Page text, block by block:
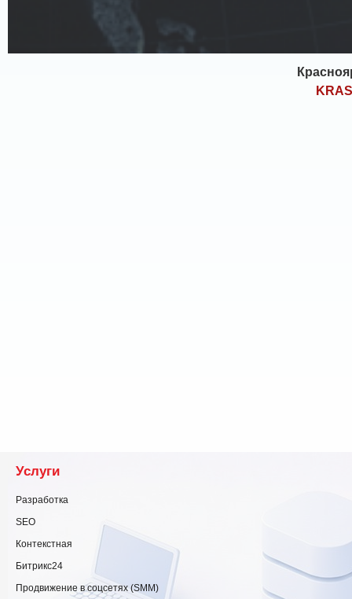
Услуги
Разработка
SEO
Контекстная
Битрикс24
Продвижение в соцсетях (SMM)